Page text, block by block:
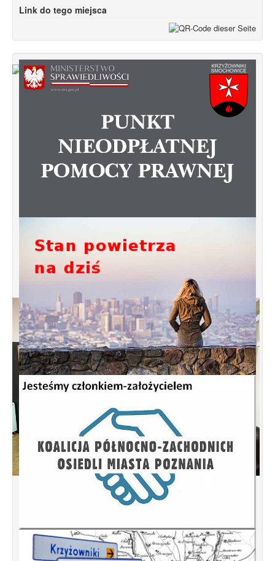
Od 1 stycznia 2023 roku zmiany w
funkcjonowaniu linii autobusowych
kursujących na Krzyżowniki-Smochowice
Spotkanie informacyjne w sprawie
budowy ulic Łebska, Łagowska,
Kociewska, Żukowska
Link do tego miejsca